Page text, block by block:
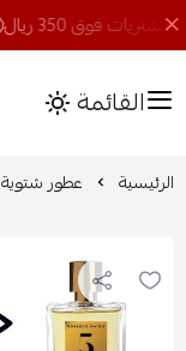
القائمة
الرئيسية عطور شتوية